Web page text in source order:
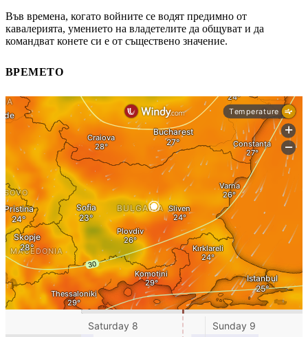
Във времена, когато войните се водят предимно от
кавалерията, умението на владетелите да общуват и да
командват конете си е от съществено значение.
ВРЕМЕТО